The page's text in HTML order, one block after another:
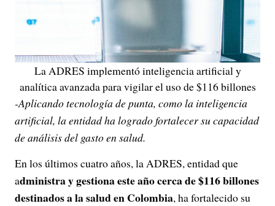
La ADRES implementó inteligencia artificial y
analítica avanzada para vigilar el uso de $116 billones
-Aplicando tecnología de punta, como la inteligencia
artificial, la entidad ha logrado fortalecer su capacidad
de análisis del gasto en salud.
En los últimos cuatro años, la ADRES, entidad que
administra y gestiona este año cerca de $116 billones
destinados a la salud en Colombia, ha fortalecido su